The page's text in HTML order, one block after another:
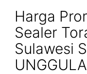
Harga
Sealer
Sulawesi